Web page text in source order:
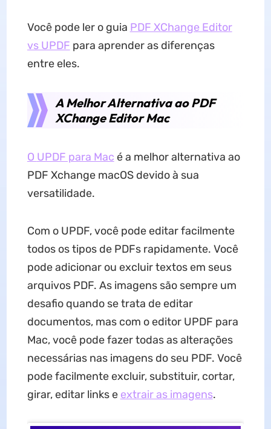
Você pode ler o guia PDF XChange Editor
vs UPDF para aprender as diferenças
entre eles.
A Melhor Alternativa ao PDF
XChange Editor Mac
O UPDF para Mac é a melhor alternativa ao
PDF Xchange macOS devido à sua
versatilidade.
Com o UPDF, você pode editar facilmente
todos os tipos de PDFs rapidamente. Você
pode adicionar ou excluir textos em seus
arquivos PDF. As imagens são sempre um
desafio quando se trata de editar
documentos, mas com o editor UPDF para
Mac, você pode fazer todas as alterações
necessárias nas imagens do seu PDF. Você
pode facilmente excluir, substituir, cortar,
girar, editar links e extrair as imagens.